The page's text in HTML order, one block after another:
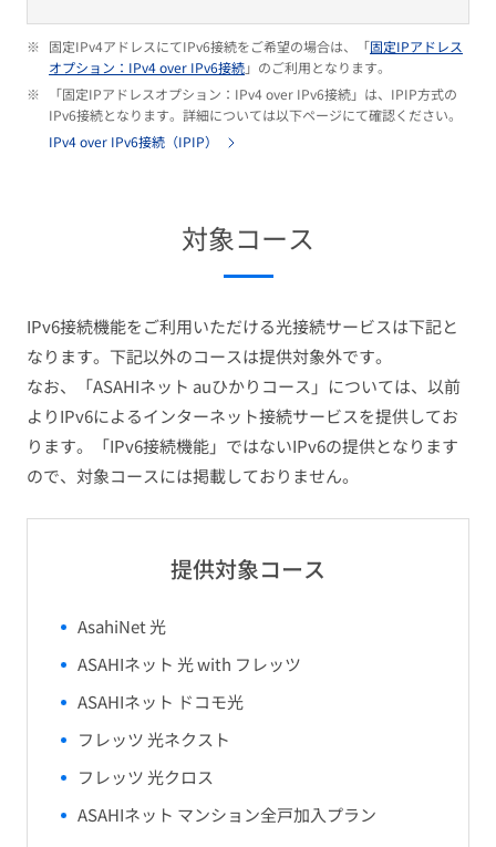
※ 固定IPv4アドレスにてIPv6接続をご希望の場合は、「固定IPアドレス
オプション：IPv4 over IPv6接続」のご利用となります。
※
「固定IPアドレスオプション：IPv4 over IPv6接続」は、IPIP方式の
IPv6接続となります。詳細については以下ページにて確認ください。
IPv4 over IPv6接続（IPIP）
対象コース
IPv6接続機能をご利用いただける光接続サービスは下記と
なります。下記以外のコースは提供対象外です。
なお、「ASAHIネット auひかりコース」については、以前
よりIPv6によるインターネット接続サービスを提供してお
ります。「IPv6接続機能」ではないIPv6の提供となります
ので、対象コースには掲載しておりません。
提供対象コース
AsahiNet 光
ASAHIネット 光 with フレッツ
ASAHIネット ドコモ光
フレッツ 光ネクスト
フレッツ 光クロス
ASAHIネット マンション全戸加入プラン